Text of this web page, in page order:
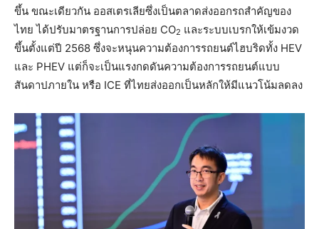
ขึ้น ขณะเดียวกัน ออสเตรเลียซึ่งเป็นตลาดส่งออกรถสำคัญของ
ไทย ได้ปรับมาตรฐานการปล่อย CO2 และระบบเบรกให้เข้มงวด
ขึ้นตั้งแต่ปี 2568 ซึ่งจะหนุนความต้องการรถยนต์ไฮบริดทั้ง HEV
และ PHEV แต่ก็จะเป็นแรงกดดันความต้องการรถยนต์แบบ
สันดาปภายใน หรือ ICE ที่ไทยส่งออกเป็นหลักให้มีแนวโน้มลดลง